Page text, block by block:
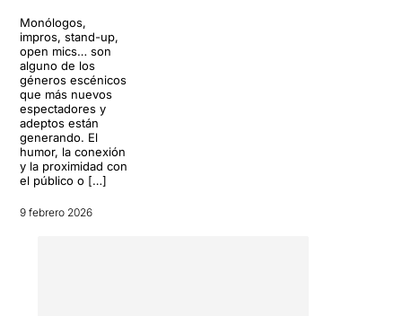
Monólogos,
impros, stand-up,
open mics… son
alguno de los
géneros escénicos
que más nuevos
espectadores y
adeptos están
generando. El
humor, la conexión
y la proximidad con
el público o […]
9 febrero 2026